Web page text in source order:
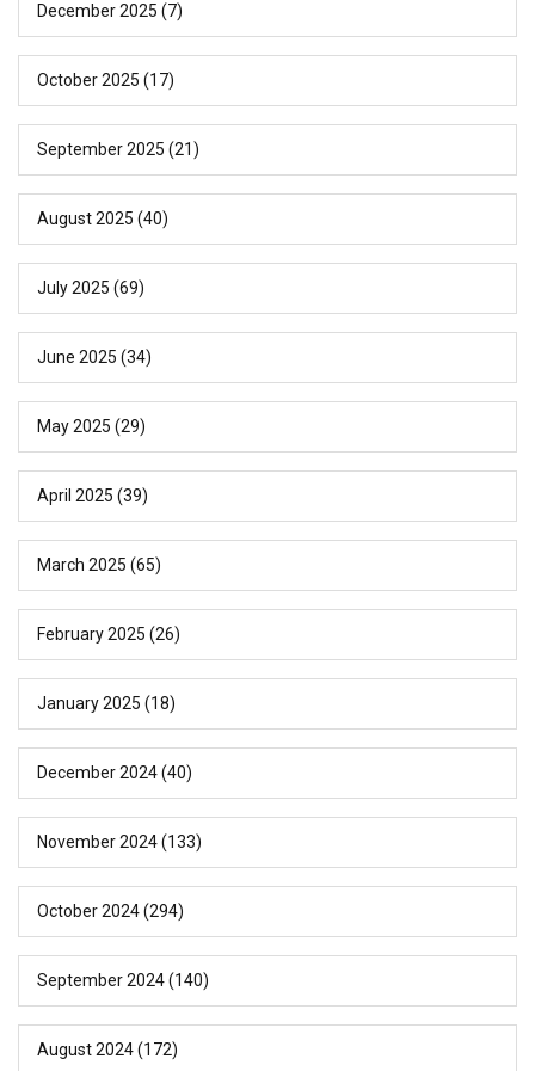
December 2025 (7)
October 2025 (17)
September 2025 (21)
August 2025 (40)
July 2025 (69)
June 2025 (34)
May 2025 (29)
April 2025 (39)
March 2025 (65)
February 2025 (26)
January 2025 (18)
December 2024(40)
November 2024(133)
October 2024(294)
September 2024(140)
August 2024(172)